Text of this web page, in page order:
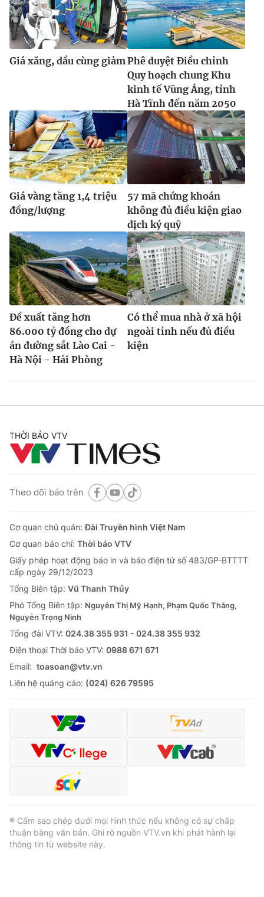
Giá xăng, dầu cùng giảm Phê duyệt Điều chỉnh
Quy hoạch chung Khu
kinh tế Vũng Áng, tỉnh
Hà Tĩnh đến năm 2050
Giá vàng tăng 1,4 triệu
đồng/lượng
57 mã chứng khoán
không đủ điều kiện giao
dịch ký quỹ
Đề xuất tăng hơn
86.000 tỷ đồng cho dự
án đường sắt Lào Cai -
Hà Nội - Hải Phòng
Có thể mua nhà ở xã hội
ngoài tỉnh nếu đủ điều
kiện
THỜI BÁO VTV
Theo dõi báo trên
Cơ quan chủ quản:Đài Truyền hình Việt Nam
Cơ quan báo chí: Thời báo VTV
Giấy phép hoạt động báo in và báo điện tử số 483/GP-BTTTT
cấp ngày 29/12/2023
Tổng Biên tập: Vũ Thanh Thủy
Phó Tổng Biên tập: Nguyễn Thị Mỹ Hạnh, Phạm Quốc Thắng,
Nguyễn Trọng Ninh
Tổng đài VTV: 024.38 355 931 - 024.38 355 932
Ðiện thoại Thời báo VTV: 0988 671 671
Email: toasoan@vtv.vn
Liên hệ quảng cáo: (024) 626 79595
® Cấm sao chép dưới mọi hình thức nếu không có sự chấp
thuận bằng văn bản. Ghi rõ nguồn VTV.vn khi phát hành lại
thông tin từ website này.